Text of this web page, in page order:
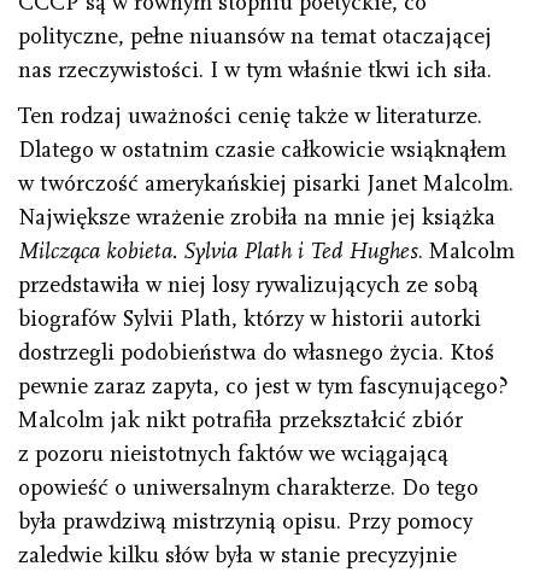
polityczne, pełne niuansów na temat otaczającej
nas rzeczywistości. I w tym właśnie tkwi ich siła.
Ten rodzaj uważności cenię także w literaturze.
Dlatego w ostatnim czasie całkowicie wsiąknąłem
w twórczość amerykańskiej pisarki Janet Malcolm.
Największe wrażenie zrobiła na mnie jej książka
Milcząca kobieta. Sylvia Plath i Ted Hughes. Malcolm
przedstawiła w niej losy rywalizujących ze sobą
biografów Sylvii Plath, którzy w historii autorki
dostrzegli podobieństwa do własnego życia. Ktoś
pewnie zaraz zapyta, co jest w tym fascynującego?
Malcolm jak nikt potrafiła przekształcić zbiór
z pozoru nieistotnych faktów we wciągającą
opowieść o uniwersalnym charakterze. Do tego
była prawdziwą mistrzynią opisu. Przy pomocy
zaledwie kilku słów była w stanie precyzyjnie